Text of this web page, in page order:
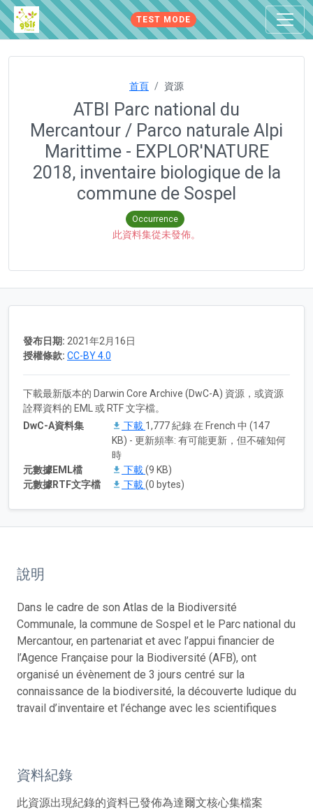
TEST MODE
首頁 資源
ATBI Parc national du
Mercantour / Parco naturale Alpi
Marittime - EXPLOR'NATURE
2018, inventaire biologique de la
commune de Sospel
Occurrence
此資料集從未發佈。
發布日期: 2021年2月16日
授權條款: CC-BY 4.0
下載最新版本的 Darwin Core Archive (DwC-A) 資源，或資源
詮釋資料的 EML 或 RTF 文字檔。
DwC-A資料集
下載 1,777 紀錄 在 French 中 (147
KB) - 更新頻率: 有可能更新，但不確知何
時
元數據EML檔
下載(9 KB)
元數據RTF文字檔
下載(0 bytes)
說明
Dans le cadre de son Atlas de la Biodiversité
Communale, la commune de Sospel et le Parc national du
Mercantour, en partenariat et avec l’appui financier de
l’Agence Française pour la Biodiversité (AFB), ont
organisé un évènement de 3 jours centré sur la
connaissance de la biodiversité, la découverte ludique du
travail d’inventaire et l’échange avec les scientifiques
資料紀錄
此資源出現紀錄的資料已發佈為達爾文核心集檔案